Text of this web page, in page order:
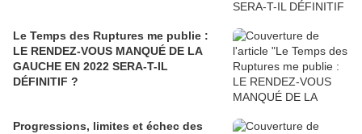
Le Temps des Ruptures me publie :
LE RENDEZ-VOUS MANQUÉ DE LA
GAUCHE EN 2022 SERA-T-IL
DÉFINITIF ?
Progressions, limites et échec des